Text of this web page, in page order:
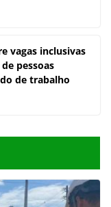
vagas inclusivas
pessoas
de trabalho